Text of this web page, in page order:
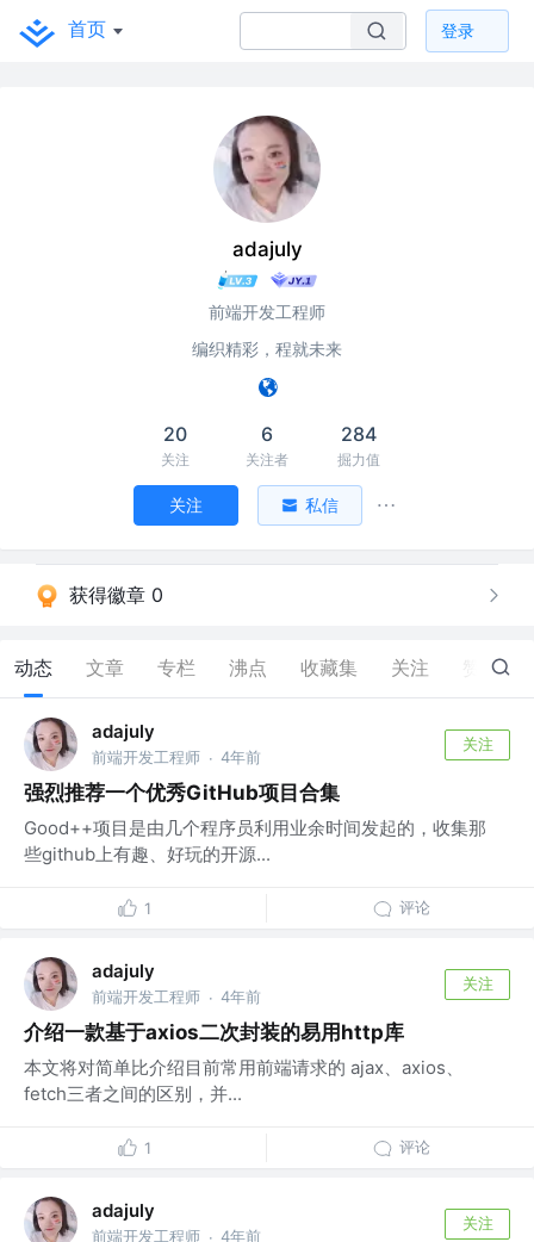
首页 登录
adajuly
前端开发工程师
编织精彩，程就未来
20
关注
6
关注者
284
掘力值
关注 私信
获得徽章 0
动态 文章 专栏 沸点 收藏集 关注 6
adajuly
前端开发工程师 · 4年前
关注
强烈推荐一个优秀GitHub项目合集
Good++项目是由几个程序员利用业余时间发起的，收集那
些github上有趣、好玩的开源...
1 评论
adajuly
前端开发工程师 · 4年前
关注
介绍一款基于axios二次封装的易用http库
本文将对简单比介绍目前常用前端请求的 ajax、axios、
fetch三者之间的区别，并...
1 评论
adajuly
前端开发工程师 · 4年前
关注